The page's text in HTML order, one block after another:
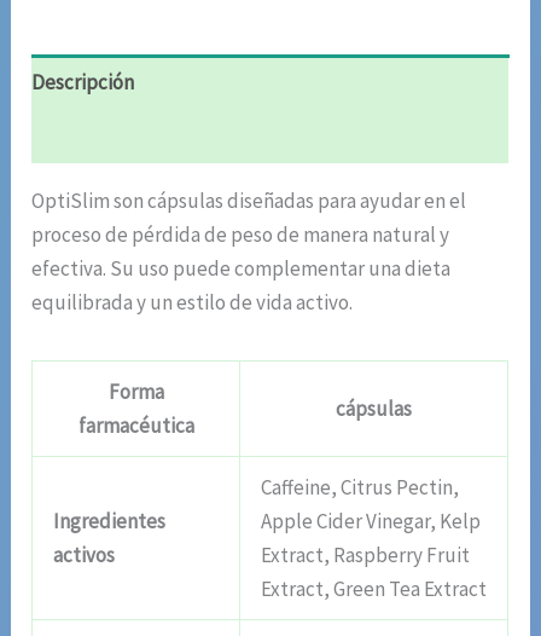
Descripción
OptiSlim son cápsulas diseñadas para ayudar en el
proceso de pérdida de peso de manera natural y
efectiva. Su uso puede complementar una dieta
equilibrada y un estilo de vida activo.
Forma
farmacéutica
cápsulas
Ingredientes
activos
Caffeine, Citrus Pectin,
Apple Cider Vinegar, Kelp
Extract, Raspberry Fruit
Extract, Green Tea Extract